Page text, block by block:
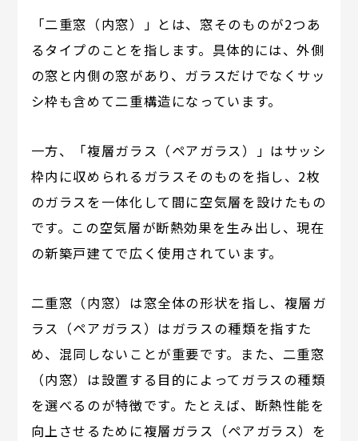
「二重窓（内窓）」とは、窓そのものが2つあ
るタイプのことを指します。具体的には、外側
の窓と内側の窓があり、ガラスだけでなくサッ
シ枠も含めて二重構造になっています。
一方、「複層ガラス（ペアガラス）」はサッシ
枠内に収められるガラスそのものを指し、2枚
のガラスを一体化して間に空気層を設けたもの
です。この空気層が断熱効果を生み出し、現在
の新築戸建てで広く使用されています。
二重窓（内窓）は窓全体の形状を指し、複層ガ
ラス（ペアガラス）はガラスの種類を指すた
め、混同しないことが重要です。また、二重窓
（内窓）は設置する目的によってガラスの種類
を選べるのが特徴です。たとえば、断熱性能を
向上させるために複層ガラス（ペアガラス）を